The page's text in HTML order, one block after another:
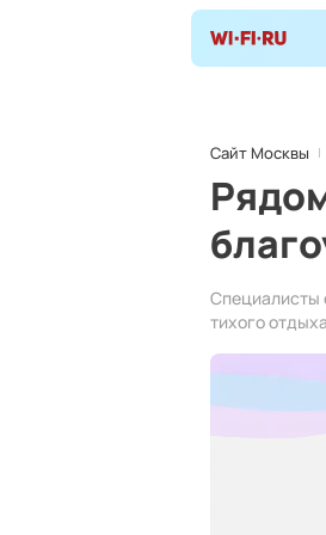
Сайт Москвы
Специалисты
тихого